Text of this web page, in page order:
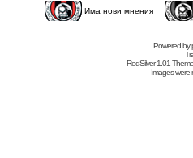
Има нови мнения
Powered by
RedSilver 1.01
Images were